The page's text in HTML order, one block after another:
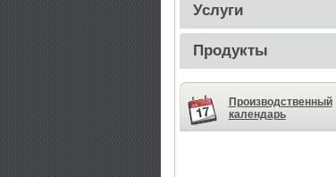
Услуги
Продукты
Производственный
календарь